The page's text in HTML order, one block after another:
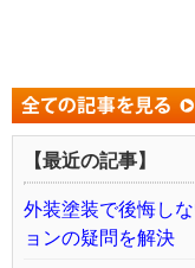
【最近の記事】
外装塗装で後悔し
ョンの疑問を解決